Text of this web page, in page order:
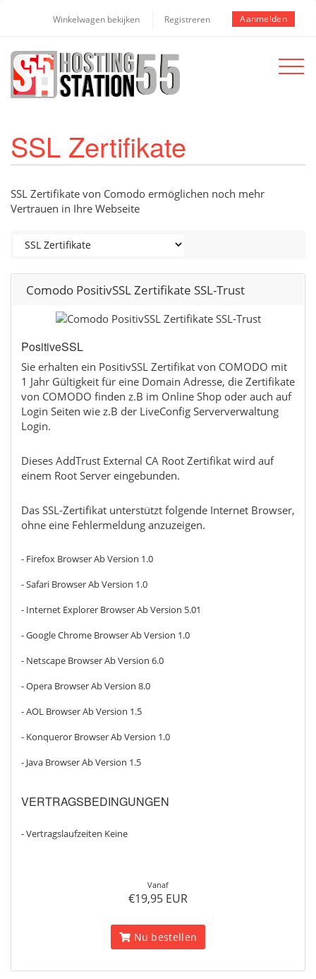
Winkelwagen bekijken Registreren Aanmelden
Toggle
SSL Zertifikate
SSL Zertifikate von Comodo ermöglichen noch mehr
Vertrauen in Ihre Webseite
Comodo PositivSSL Zertifikate SSL-Trust
PositiveSSL
Sie erhalten ein PositivSSL Zertifikat von COMODO mit
1 Jahr Gültigkeit für eine Domain Adresse, die Zertifikate
von COMODO finden z.B im Online Shop oder auch auf
Login Seiten wie z.B der LiveConfig Serververwaltung
Login.
Dieses AddTrust External CA Root Zertifikat wird auf
einem Root Server eingebunden.
Das SSL-Zertifikat unterstützt folgende Internet Browser,
ohne eine Fehlermeldung anzuzeigen.
- Firefox Browser Ab Version 1.0
- Safari Browser Ab Version 1.0
- Internet Explorer Browser Ab Version 5.01
- Google Chrome Browser Ab Version 1.0
- Netscape Browser Ab Version 6.0
- Opera Browser Ab Version 8.0
- AOL Browser Ab Version 1.5
- Konqueror Browser Ab Version 1.0
- Java Browser Ab Version 1.5
VERTRAGSBEDINGUNGEN
- Vertragslaufzeiten Keine
Vanaf
€19,95 EUR
Nu bestellen